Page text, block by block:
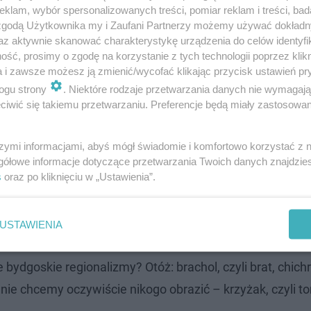
a w Rzeszowie – na pole. To nie koniec! Idealnym
wywodzą się z naszych terenów i… nie są używane
– „czy zamknęłaś drzwi na klucz?”, bydgoszczanin
– „zakluczyłaś drzwi?”. Rozwiązanie – idealne. Co
regionalizmy? Otóż: brachol, czyli brat,
chcemy oczywiście nikogo obrazić – krzyżak, czyli
wybór spersonalizowanych treści, pomiar reklam i treści,
Użytkownika my i Zaufani Partnerzy możemy używać
aktywnie skanować charakterystykę urządzenia do celów
prosimy o zgodę na korzystanie z tych technologii poprzez
i zawsze możesz ją zmienić/wycofać klikając przycisk ustawień
strony
. Niektóre rodzaje przetwarzania danych nie
się takiemu przetwarzaniu. Preferencje będą miały
informacjami, abyś mógł świadomie i komfortowo korzystać z
informacje dotyczące przetwarzania Twoich danych
oraz po kliknięciu w „Ustawienia”.
USTAWIENIA